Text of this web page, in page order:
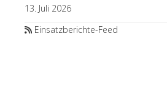
13. Juli 2026
Einsatzberichte-Feed